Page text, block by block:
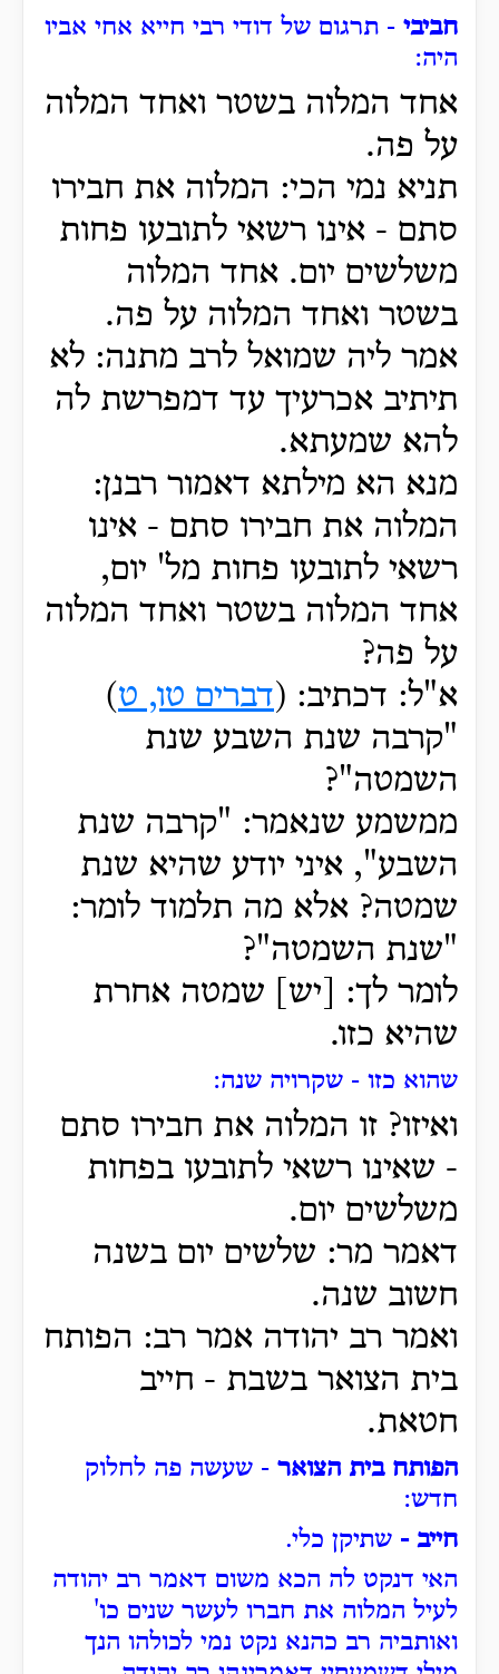
חביבי - תרגום של דודי רבי חייא אחי אביו
היה:
אחד המלוה בשטר ואחד המלוה
על פה.
תניא נמי הכי: המלוה את חבירו
סתם - אינו רשאי לתובעו פחות
משלשים יום. אחד המלוה
בשטר ואחד המלוה על פה.
אמר ליה שמואל לרב מתנה: לא
תיתיב אכרעיך עד דמפרשת לה
להא שמעתא.
מנא הא מילתא דאמור רבנן:
המלוה את חבירו סתם - אינו
רשאי לתובעו פחות מל' יום,
אחד המלוה בשטר ואחד המלוה
על פה?
א"ל: דכתיב: (דברים טו, ט)
"קרבה שנת השבע שנת
השמטה"?
ממשמע שנאמר: "קרבה שנת
השבע", איני יודע שהיא שנת
שמטה? אלא מה תלמוד לומר:
"שנת השמטה"?
לומר לך: [יש] שמטה אחרת
שהיא כזו.
שהוא כזו - שקרויה שנה:
ואיזו? זו המלוה את חבירו סתם
- שאינו רשאי לתובעו בפחות
משלשים יום.
דאמר מר: שלשים יום בשנה
חשוב שנה.
ואמר רב יהודה אמר רב: הפותח
בית הצואר בשבת - חייב
חטאת.
הפותח בית הצואר - שעשה פה לחלוק
חדש:
חייב - שתיקן כלי.
האי דנקט לה הכא משום דאמר רב יהודה
לעיל המלוה את חברו לעשר שנים כו'
ואותביה רב כהנא נקט נמי לכולהו הנך